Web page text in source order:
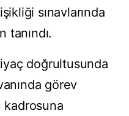
sınavlarında
tanındı.
doğrultusunda
görev
kadrosuna